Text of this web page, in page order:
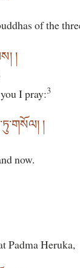
of the
།
I pray:3
།
now.
Padma Heruka,